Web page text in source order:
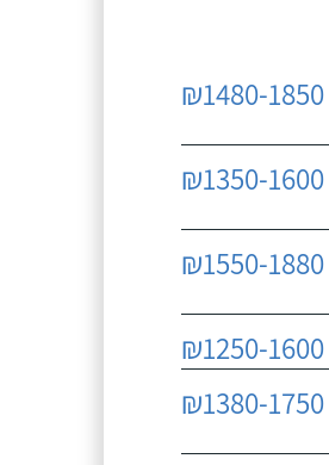
₪1480-1850
₪1350-1600
₪1550-1880
₪1250-1600
₪1380-1750